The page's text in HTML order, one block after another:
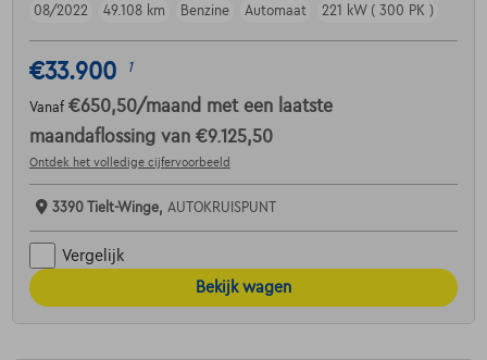
08/2022
49.108 km Benzine Automaat 221 kW ( 300 PK )
€33.900 1
Vanaf €650,50/maand met een laatste
maandaflossing van €9.125,50
Ontdek het volledige cijfervoorbeeld
3390 Tielt-Winge, AUTOKRUISPUNT
Vergelijk
Bekijk wagen